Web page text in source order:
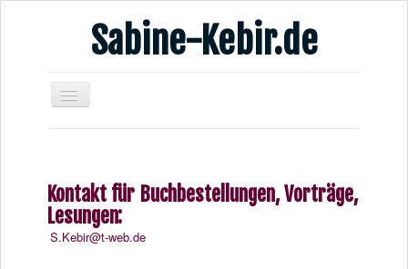
Sabine-Kebir.de
Publikationen
Veranstaltungsangebote
Kontakt für Buchbestellungen, Vorträge,
Lesungen:
S.Kebir@t-web.de